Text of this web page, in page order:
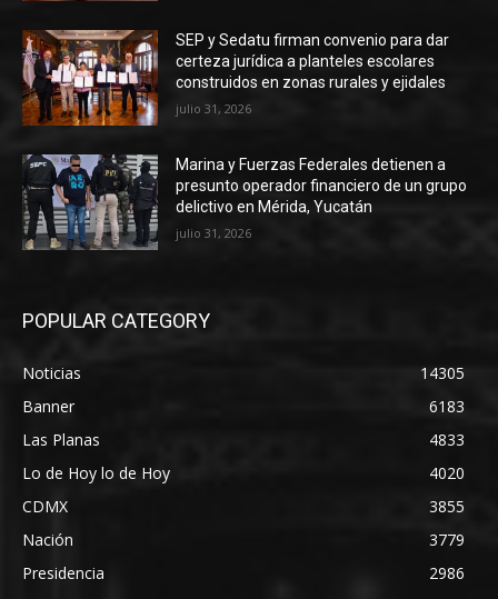
SEP y Sedatu firman convenio para dar
certeza jurídica a planteles escolares
construidos en zonas rurales y ejidales
julio 31, 2026
Marina y Fuerzas Federales detienen a
presunto operador financiero de un grupo
delictivo en Mérida, Yucatán
julio 31, 2026
POPULAR CATEGORY
Noticias
14305
Banner
6183
Las Planas
4833
Lo de Hoy lo de Hoy
4020
CDMX
3855
Nación
3779
Presidencia
2986